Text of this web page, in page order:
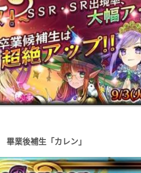
畢業後補生「カレン」